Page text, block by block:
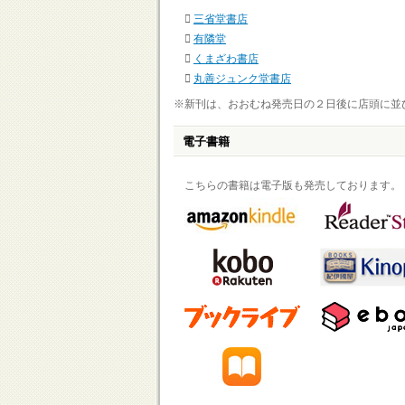
三省堂書店
有隣堂
くまざわ書店
丸善ジュンク堂書店
※新刊は、おおむね発売日の２日後に店頭に並
電子書籍
こちらの書籍は電子版も発売しております。